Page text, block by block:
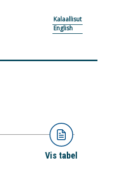
Kalaallisut
English
Vis tabel